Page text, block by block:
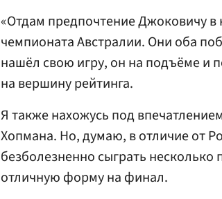
«Отдам предпочтение Джоковичу в
чемпионата Австралии. Они оба
нашёл свою игру, он на подъёме и
на вершину рейтинга.
Я также нахожусь под
Хопмана. Но, думаю, в отличие от
безболезненно сыграть несколько
отличную форму на финал.